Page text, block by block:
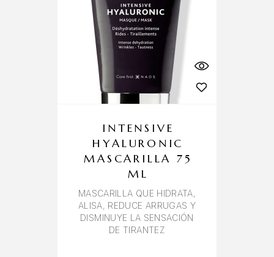
INTENSIVE
HYALURONIC
MASCARILLA 75
ML
MASCARILLA QUE HIDRATA,
ALISA, REDUCE ARRUGAS Y
DISMINUYE LA SENSACIÓN
DE TIRANTEZ